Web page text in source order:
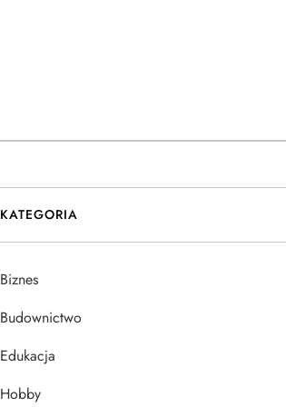
KATEGORIA
Biznes
Budownictwo
Edukacja
Hobby